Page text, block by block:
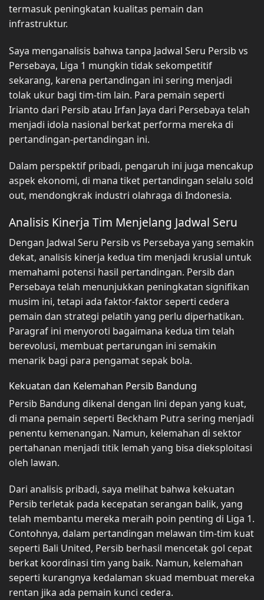
termasuk peningkatan kualitas pemain dan
infrastruktur.
Saya menganalisis bahwa tanpa Jadwal Seru Persib vs
Persebaya, Liga 1 mungkin tidak sekompetitif
sekarang, karena pertandingan ini sering menjadi
tolak ukur bagi tim-tim lain. Para pemain seperti
Irianto dari Persib atau Irfan Jaya dari Persebaya telah
menjadi idola nasional berkat performa mereka di
pertandingan-pertandingan ini.
Dalam perspektif pribadi, pengaruh ini juga mencakup
aspek ekonomi, di mana tiket pertandingan selalu sold
out, mendongkrak industri olahraga di Indonesia.
Analisis Kinerja Tim Menjelang Jadwal Seru
Dengan Jadwal Seru Persib vs Persebaya yang semakin
dekat, analisis kinerja kedua tim menjadi krusial untuk
memahami potensi hasil pertandingan. Persib dan
Persebaya telah menunjukkan peningkatan signifikan
musim ini, tetapi ada faktor-faktor seperti cedera
pemain dan strategi pelatih yang perlu diperhatikan.
Paragraf ini menyoroti bagaimana kedua tim telah
berevolusi, membuat pertarungan ini semakin
menarik bagi para pengamat sepak bola.
Kekuatan dan Kelemahan Persib Bandung
Persib Bandung dikenal dengan lini depan yang kuat,
di mana pemain seperti Beckham Putra sering menjadi
penentu kemenangan. Namun, kelemahan di sektor
pertahanan menjadi titik lemah yang bisa dieksploitasi
oleh lawan.
Dari analisis pribadi, saya melihat bahwa kekuatan
Persib terletak pada kecepatan serangan balik, yang
telah membantu mereka meraih poin penting di Liga 1.
Contohnya, dalam pertandingan melawan tim-tim kuat
seperti Bali United, Persib berhasil mencetak gol cepat
berkat koordinasi tim yang baik. Namun, kelemahan
seperti kurangnya kedalaman skuad membuat mereka
rentan jika ada pemain kunci cedera.